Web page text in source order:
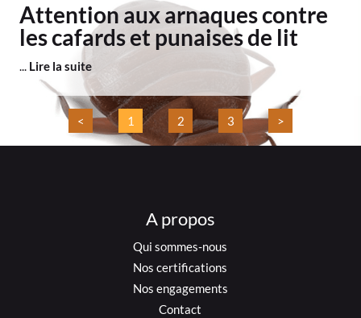
Attention aux arnaques contre
les cafards et punaises de lit
... Lire la suite
< 1 2 3 >
A propos
Qui sommes-nous
Nos certifications
Nos engagements
Contact